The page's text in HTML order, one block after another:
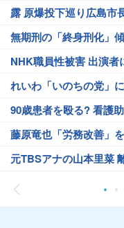
露 原爆投下巡り広島市
無期刑の「終身刑化」
NHK職員性被害 出演者
れいわ「いのちの党」
90歳患者を殴る? 看護
藤原竜也「労務改善」
元TBSアナの山本里菜